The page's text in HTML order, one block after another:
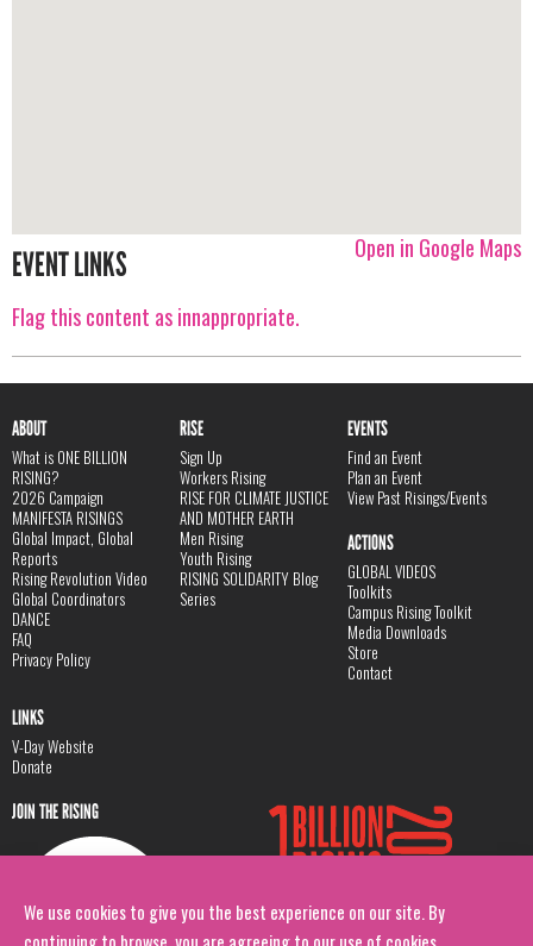
We use cookies to give you the best experience on our site. By
Open in Google Maps
EVENT LINKS
Flag this content as innappropriate.
ABOUT
What is ONE BILLION
RISING?
2026 Campaign
MANIFESTA RISINGS
Global Impact, Global
Reports
Rising Revolution Video
Global Coordinators
DANCE
FAQ
Privacy Policy
RISE
Sign Up
Workers Rising
RISE FOR CLIMATE JUSTICE
AND MOTHER EARTH
Men Rising
Youth Rising
RISING SOLIDARITY Blog
Series
EVENTS
Find an Event
Plan an Event
View Past Risings/Events
ACTIONS
GLOBAL VIDEOS
Toolkits
Campus Rising Toolkit
Media Downloads
Store
Contact
LINKS
V-Day Website
Donate
JOIN THE RISING